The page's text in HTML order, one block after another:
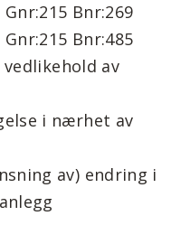
Bnr:269
Bnr:485
av
i nærhet av
av) endring i